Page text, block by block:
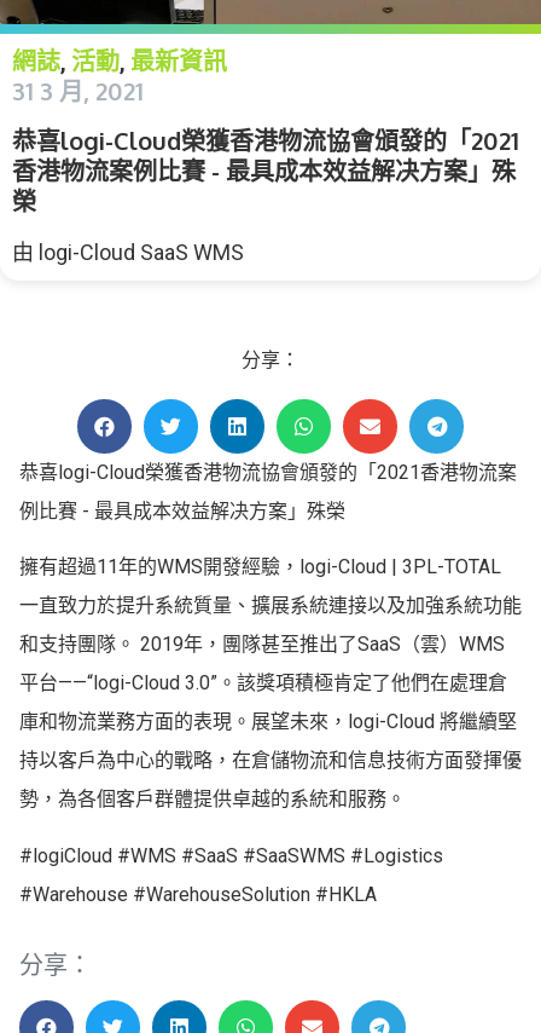
網誌, 活動, 最新資訊
31 3 月, 2021
恭喜logi-Cloud榮獲香港物流協會頒發的「2021
香港物流案例比賽 - 最具成本效益解决方案」殊
榮
由 logi-Cloud SaaS WMS
恭喜logi-Cloud榮獲香港物流協會頒發的「2021香港物流案
例比賽 - 最具成本效益解决方案」殊榮
擁有超過11年的WMS開發經驗，logi-Cloud | 3PL-TOTAL
一直致力於提升系統質量、擴展系統連接以及加強系統功能
和支持團隊。 2019年，團隊甚至推出了SaaS（雲）WMS
平台——“logi-Cloud 3.0”。該獎項積極肯定了他們在處理倉
庫和物流業務方面的表現。展望未來，logi-Cloud 將繼續堅
持以客戶為中心的戰略，在倉儲物流和信息技術方面發揮優
勢，為各個客戶群體提供卓越的系統和服務。
#logiCloud #WMS #SaaS #SaaSWMS #Logistics
#Warehouse #WarehouseSolution #HKLA
分享：
分享：